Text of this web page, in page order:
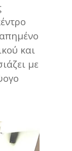
και
με